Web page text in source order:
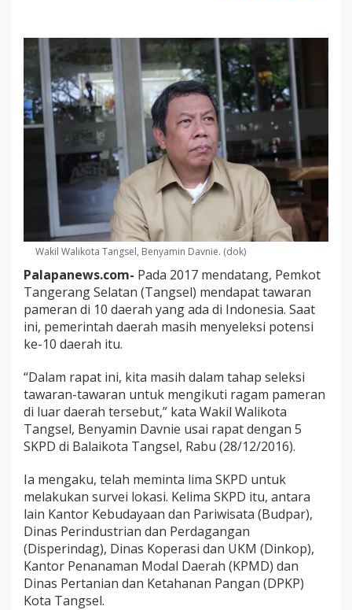
Wakil Walikota Tangsel, Benyamin Davnie. (dok)
Palapanews.com- Pada 2017 mendatang, Pemkot
Tangerang Selatan (Tangsel) mendapat tawaran
pameran di 10 daerah yang ada di Indonesia. Saat
ini, pemerintah daerah masih menyeleksi potensi
ke-10 daerah itu.
“Dalam rapat ini, kita masih dalam tahap seleksi
tawaran-tawaran untuk mengikuti ragam pameran
di luar daerah tersebut,” kata Wakil Walikota
Tangsel, Benyamin Davnie usai rapat dengan 5
SKPD di Balaikota Tangsel, Rabu (28/12/2016).
Ia mengaku, telah meminta lima SKPD untuk
melakukan survei lokasi. Kelima SKPD itu, antara
lain Kantor Kebudayaan dan Pariwisata (Budpar),
Dinas Perindustrian dan Perdagangan
(Disperindag), Dinas Koperasi dan UKM (Dinkop),
Kantor Penanaman Modal Daerah (KPMD) dan
Dinas Pertanian dan Ketahanan Pangan (DPKP)
Kota Tangsel.